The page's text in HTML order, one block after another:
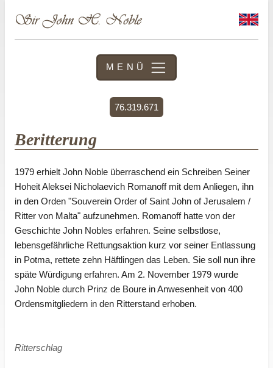
MENÜ
76.319.671
Beritterung
1979 erhielt John Noble überraschend ein Schreiben Seiner
Hoheit Aleksei Nicholaevich Romanoff mit dem Anliegen, ihn
in den Orden "Souverein Order of Saint John of Jerusalem /
Ritter von Malta" aufzunehmen. Romanoff hatte von der
Geschichte John Nobles erfahren. Seine selbstlose,
lebensgefährliche Rettungsaktion kurz vor seiner Entlassung
in Potma, rettete zehn Häftlingen das Leben. Sie soll nun ihre
späte Würdigung erfahren. Am 2. November 1979 wurde
John Noble durch Prinz de Boure in Anwesenheit von 400
Ordensmitgliedern in den Ritterstand erhoben.
Ritterschlag